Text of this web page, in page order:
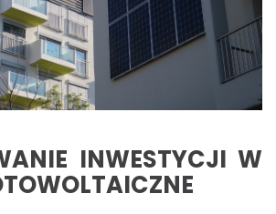
INWESTYCJI W